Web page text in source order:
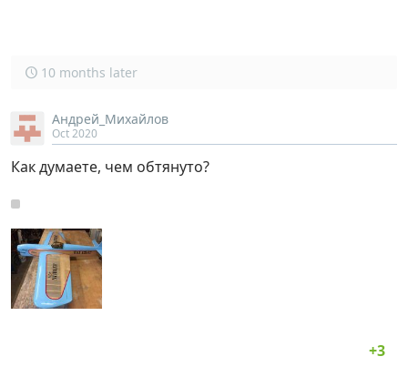
10 months later
Андрей_Михайлов
Oct 2020
Как думаете, чем обтянуто?